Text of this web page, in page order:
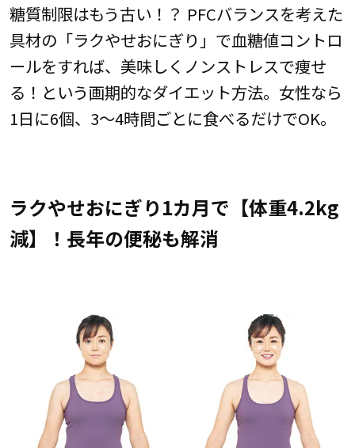
糖質制限はもう古い！？ PFCバランスを考えた
具材の「ラクやせおにぎり」で血糖値コントロ
ールをすれば、美味しくノンストレスで痩せ
る！という画期的なダイエット方法。女性なら
1日に6個、3〜4時間ごとに食べるだけでOK。
ラクやせおにぎり1カ月で【体重4.2kg
減】！長年の便秘も解消